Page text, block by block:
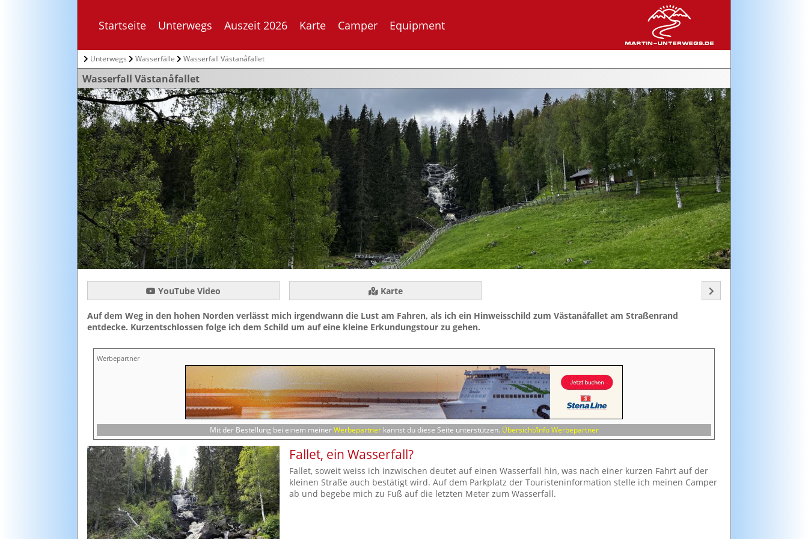
Startseite Unterwegs Auszeit 2026 Karte Camper Equipment
Unterwegs Wasserfälle Wasserfall Västanåfallet
Wasserfall Västanåfallet
YouTube Video Karte
Auf dem Weg in den hohen Norden verlässt mich irgendwann die Lust am Fahren, als ich ein Hinweisschild zum Västanåfallet am Straßenrand
entdecke. Kurzentschlossen folge ich dem Schild um auf eine kleine Erkundungstour zu gehen.
Werbepartner
Mit der Bestellung bei einem meinerWerbepartnerkannst du diese Seite unterstützen. Übersicht/Info Werbepartner
Fallet, ein Wasserfall?
Fallet, soweit weiss ich inzwischen deutet auf einen Wasserfall hin, was nach einer kurzen Fahrt auf der
kleinen Straße auch bestätigt wird. Auf dem Parkplatz der Touristeninformation stelle ich meinen Camper
ab und begebe mich zu Fuß auf die letzten Meter zum Wasserfall.